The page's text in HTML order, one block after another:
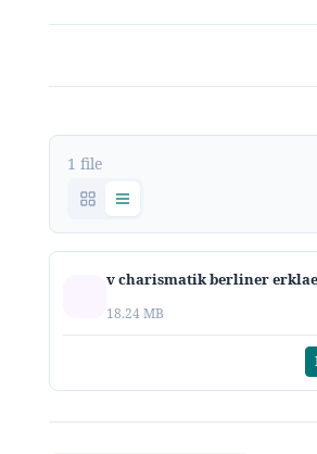
1 file
v charismatik berliner
18.24 MB